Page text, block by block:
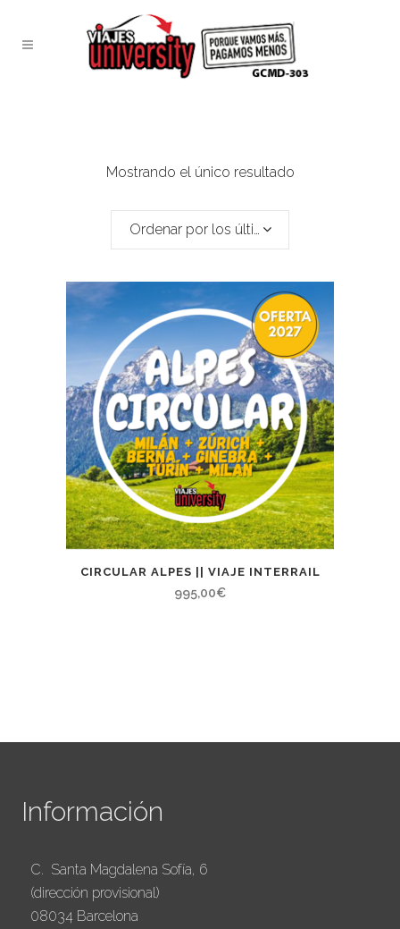
Mostrando el único resultado
Ordenar por los últimos
CIRCULAR ALPES || VIAJE INTERRAIL
995,00€
Información
C. Santa Magdalena Sofía, 6
(dirección provisional)
08034 Barcelona